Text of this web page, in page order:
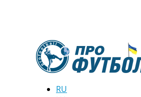
RU